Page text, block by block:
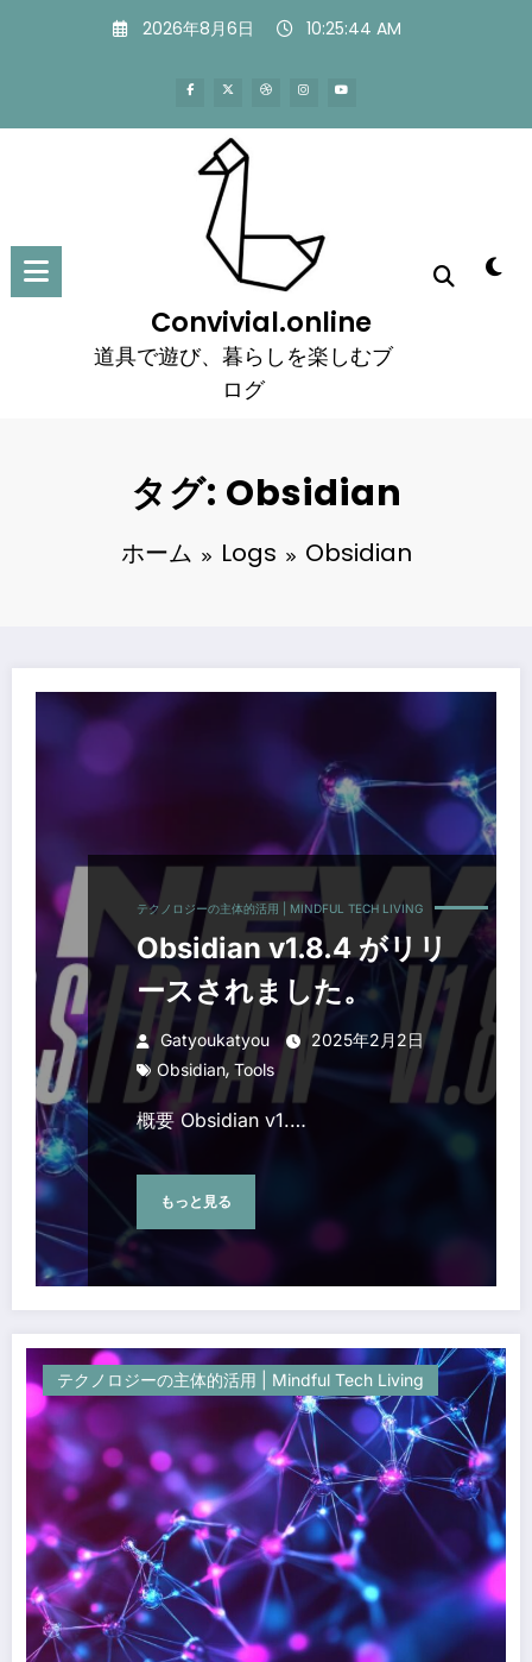
ツ
ッ
2026年8月6日 10:25:44 AM
Convivial.online
道具で遊び、暮らしを楽しむブ
ログ
タグ: Obsidian
ホーム Logs Obsidian
テクノロジーの主体的活用 | MINDFUL TECH LIVING
Obsidian v1.8.4 がリリ
ースされました。
Gatyoukatyou
2025年2月2日
Obsidian, Tools
概要 Obsidian v1.…
もっと見る
テクノロジーの主体的活用 | Mindful Tech Living